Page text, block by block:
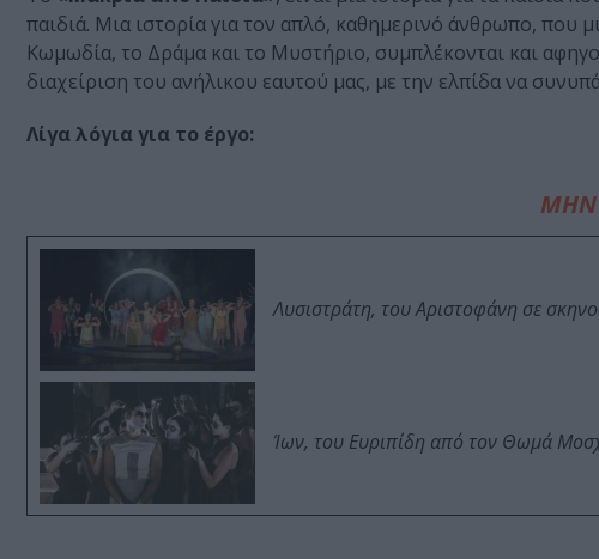
παιδιά. Μια ιστορία για τον απλό, καθημερινό άνθρωπο, που
Κωμωδία, το Δράμα και το Μυστήριο, συμπλέκονται και
διαχείριση του ανήλικου εαυτού μας, με την ελπίδα να
Λίγα λόγια για το έργο:
ΜΗΝ
Λυσιστράτη, του Αριστοφάνη σε
Ίων, του Ευριπίδη από τον Θωμά